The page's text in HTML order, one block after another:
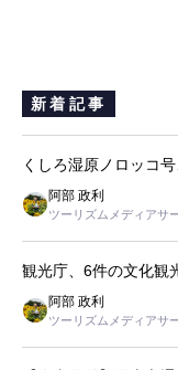
新着記事
くしろ湿原ノロッコ
阿部 政利
ツーリズムメディアサ
観光庁、6件の文化観
阿部 政利
ツーリズムメディアサ